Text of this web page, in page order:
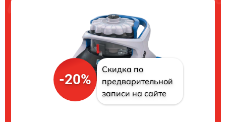
-20%
Скидка по
предварительной
записи на сайте